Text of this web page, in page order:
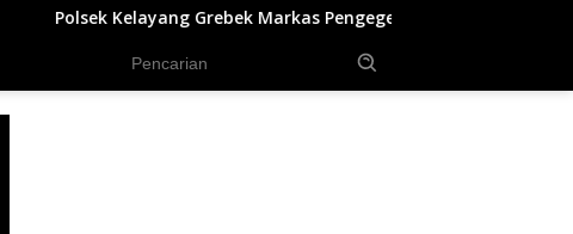
Markas Pengegedar Sabu, Ada Lubang Tanah Untuk Menyimpan